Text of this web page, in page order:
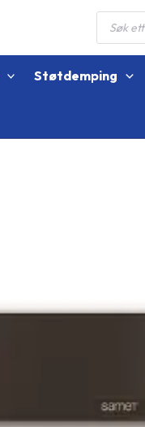
Products
search
Støtdemping